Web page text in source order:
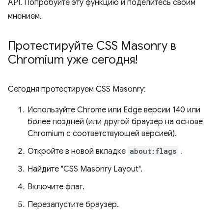
API. Попробуйте эту функцию и поделитесь своим
мнением.
Протестируйте CSS Masonry в
Chromium уже сегодня!
Сегодня протестируем CSS Masonry:
Используйте Chrome или Edge версии 140 или
более поздней (или другой браузер на основе
Chromium с соответствующей версией).
Откройте в новой вкладке about:flags .
Найдите "CSS Masonry Layout".
Включите флаг.
Перезапустите браузер.